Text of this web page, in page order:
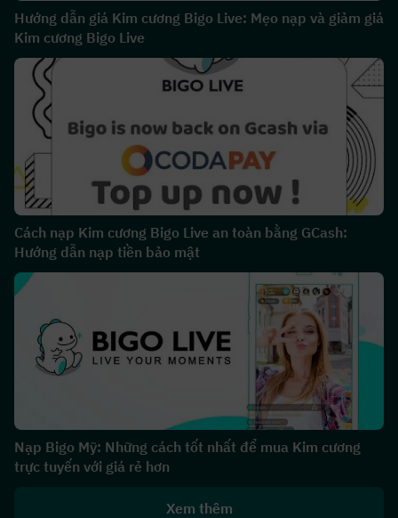
Hướng dẫn giá Kim cương Bigo Live: Mẹo nạp và giảm giá
Kim cương Bigo Live
Cách nạp Kim cương Bigo Live an toàn bằng GCash:
Hướng dẫn nạp tiền bảo mật
Nạp Bigo Mỹ: Những cách tốt nhất để mua Kim cương
trực tuyến với giá rẻ hơn
Xem thêm